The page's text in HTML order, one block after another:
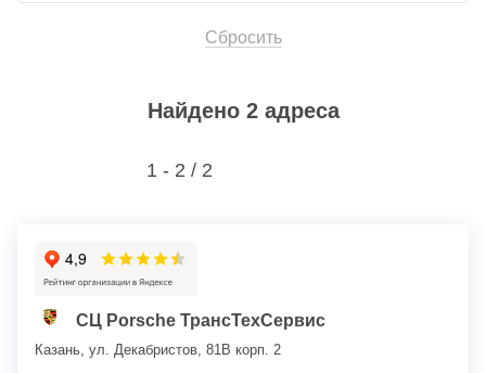
Сбросить
Найдено 2 адреса
1 - 2 / 2
СЦ Porsche ТрансТехСервис
Казань, ул. Декабристов, 81В корп. 2